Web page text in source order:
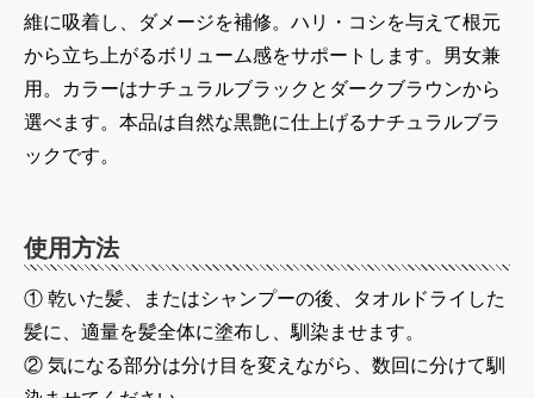
維に吸着し、ダメージを補修。ハリ・コシを与えて根元
から立ち上がるボリューム感をサポートします。男女兼
用。カラーはナチュラルブラックとダークブラウンから
選べます。本品は自然な黒艶に仕上げるナチュラルブラ
ックです。
使用方法
① 乾いた髪、またはシャンプーの後、タオルドライした
髪に、適量を髪全体に塗布し、馴染ませます。
② 気になる部分は分け目を変えながら、数回に分けて馴